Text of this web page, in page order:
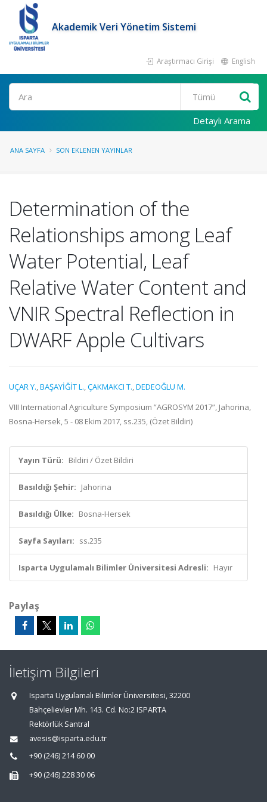
Akademik Veri Yönetim Sistemi
Araştırmacı Girişi English
Ara
Detaylı Arama
ANA SAYFA SON EKLENEN YAYINLAR
Determination of the
Relationships among Leaf
Water Potential, Leaf
Relative Water Content and
VNIR Spectral Reflection in
DWARF Apple Cultivars
UÇAR Y.,BAŞAYİĞİT L.,ÇAKMAKCI T.,DEDEOĞLU M.
VIII International Agriculture Symposium ”AGROSYM 2017”, Jahorina,
Bosna-Hersek, 5 - 08 Ekim 2017, ss.235, (Özet Bildiri)
Yayın Türü: Bildiri / Özet Bildiri
Basıldığı Şehir: Jahorina
Basıldığı Ülke: Bosna-Hersek
Sayfa Sayıları: ss.235
Isparta Uygulamalı Bilimler Üniversitesi Adresli: Hayır
Paylaş
İletişim Bilgileri
Isparta Uygulamalı Bilimler Üniversitesi, 32200
Bahçelievler Mh. 143. Cd. No:2 ISPARTA
Rektörlük Santral
avesis@isparta.edu.tr
+90 (246) 214 60 00
+90 (246) 228 30 06